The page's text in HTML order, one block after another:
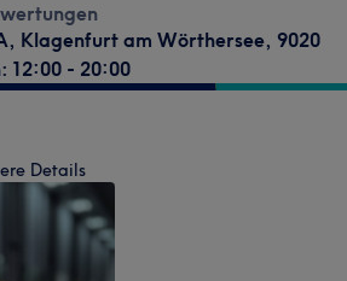
, Klagenfurt am Wörthersee, 9020
12:00 - 20:00
Details